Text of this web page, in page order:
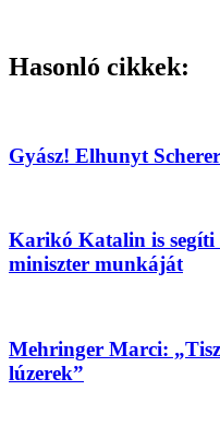
Hasonló cikkek:
Gyász! Elhunyt
Karikó Katalin is segíti
miniszter munkáját
Mehringer Marci:
lúzerek”